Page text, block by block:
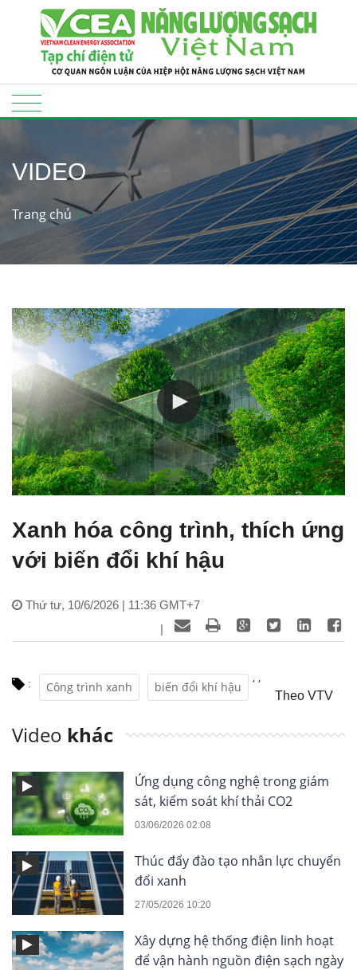
VIDEO
Trang chủ
Xanh hóa công trình, thích ứng
với biến đổi khí hậu
Thứ tư, 10/6/2026 | 11:36 GMT+7
|
Theo VTV
: Công trình xanh
,
biến đổi khí hậu
,
Video khác
Ứng dụng công nghệ trong giám
sát, kiểm soát khí thải CO2
03/06/2026 02:08
Thúc đẩy đào tạo nhân lực chuyển
đổi xanh
27/05/2026 10:20
Xây dựng hệ thống điện linh hoạt
để vận hành nguồn điện sạch ngày